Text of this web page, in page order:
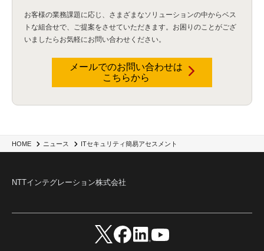
HOME ニュース ITセキュリティ簡易アセスメント
お客様の業務課題に応じ、さまざまなソリューションの中からベス
トな組合せで、 ご提案をさせていただきます。お困りのことがござ
いましたらお気軽にお問い合わせください。
メールでのお問い合わせは
こちらから
NTTインテグレーション株式会社